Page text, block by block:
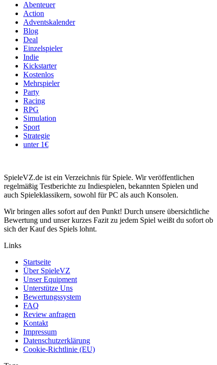
Abenteuer
Action
Adventskalender
Blog
Deal
Einzelspieler
Indie
Kickstarter
Kostenlos
Mehrspieler
Party
Racing
RPG
Simulation
Sport
Strategie
unter 1€
SpieleVZ.de ist ein Verzeichnis für Spiele. Wir veröffentlichen
regelmäßig Testberichte zu Indiespielen, bekannten Spielen und
auch Spieleklassikern, sowohl für PC als auch Konsolen.
Wir bringen alles sofort auf den Punkt! Durch unsere übersichtliche
Bewertung und unser kurzes Fazit zu jedem Spiel weißt du sofort ob
sich der Kauf des Spiels lohnt.
Links
Startseite
Über SpieleVZ
Unser Equipment
Unterstütze Uns
Bewertungssystem
FAQ
Review anfragen
Kontakt
Impressum
Datenschutzerklärung
Cookie-Richtlinie (EU)